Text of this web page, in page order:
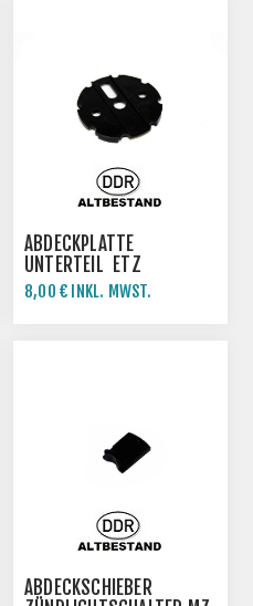
ABDECKPLATTE
UNTERTEIL ETZ
8,00 € INKL. MWST.
ABDECKSCHIEBER